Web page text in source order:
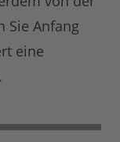
Sie Anfang
eine